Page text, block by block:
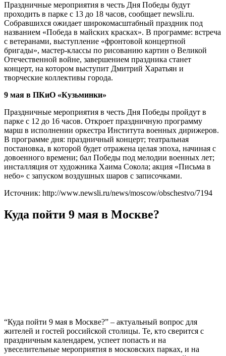
Праздничные мероприятия в честь Дня Победы будут
проходить в парке с 13 до 18 часов, сообщает newsli.ru.
Собравшихся ожидает широкомасштабный праздник под
названием «Победа в майских красках». В программе: встреча
с ветеранами, выступление «фронтовой концертной
бригады», мастер-классы по рисованию картин о Великой
Отечественной войне, завершением праздника станет
концерт, на котором выступит Дмитрий Харатьян и
творческие коллективы города.
9 мая в ПКиО «Кузьминки»
Праздничные мероприятия в честь Дня Победы пройдут в
парке с 12 до 16 часов. Откроет праздничную программу
марш в исполнении оркестра Института военных дирижеров.
В программе дня: праздничный концерт; театральная
постановка, в которой будет отражена целая эпоха, начиная с
довоенного времени; бал Победы под мелодии военных лет;
инсталляция от художника Хаима Сокола; акция «Письма в
небо» с запуском воздушных шаров с записочками.
Источник: http://www.newsli.ru/news/moscow/obschestvo/7194
Куда пойти 9 мая в Москве?
“Куда пойти 9 мая в Москве?” – актуальный вопрос для
жителей и гостей российской столицы. Те, кто сверится с
праздничным календарем, успеет попасть и на
увеселительные мероприятия в московских парках, и на